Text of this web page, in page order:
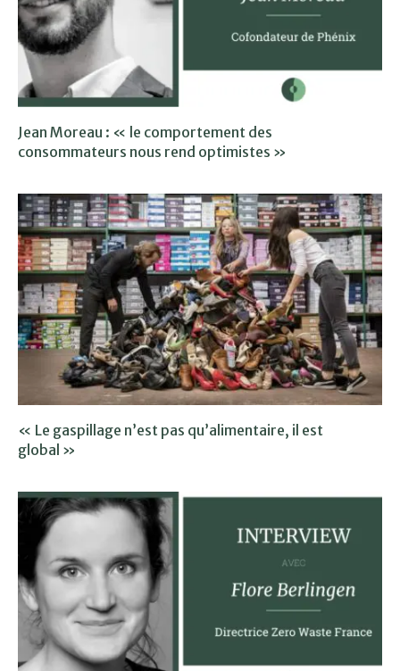
Jean Moreau : « le comportement des
consommateurs nous rend optimistes »
« Le gaspillage n’est pas qu’alimentaire, il est
global »